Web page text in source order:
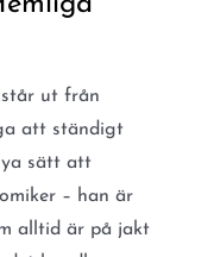
ut från
att ständigt
sätt att
– han är
alltid är på jakt